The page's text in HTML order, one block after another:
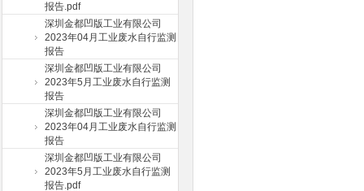
报告.pdf
深圳金都凹版工业有限公司
2023年04月工业废水自行监测
报告
深圳金都凹版工业有限公司
2023年5月工业废水自行监测
报告
深圳金都凹版工业有限公司
2023年04月工业废水自行监测
报告
深圳金都凹版工业有限公司
2023年5月工业废水自行监测
报告.pdf